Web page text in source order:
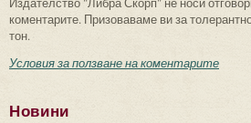
коментарите. Призоваваме ви за
тон.
Условия за ползване на коментарите
Новини